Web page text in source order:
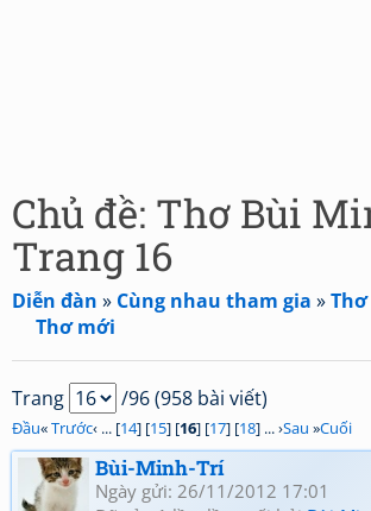
Chủ đề: Thơ Bùi
Trang 16
Diễn đàn » Cùng nhau tham gia »
Thơ mới
Trang /96 (958 bài viết)
Đầu«Trước‹ ... [14] [15] [16] [17] [18] ... ›Sau »Cuối
Bùi-Minh-Trí
Ngày gửi: 26/11/2012 17:01